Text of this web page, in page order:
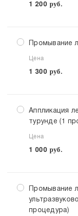
1 200 руб.
Промывание
Цена
1 300 руб.
Аппликация
турунде (1
Цена
1 000 руб.
Промывание
процедура)